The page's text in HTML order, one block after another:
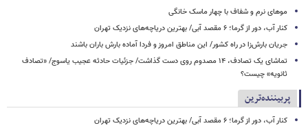
موهای نرم و شفاف با چهار ماسک خانگی
کنار آب، دور از گرما؛ ۶ مقصد آبی/ بهترین دریاچه‌های نزدیک تهران
جریان بارش‌زا در راه کشور/ این مناطق امروز و فردا آماده بارش باران باشند
تماشای یک تصادف، ۱۴ مصدوم روی دست گذاشت/ جزئیات حادثه عجیب یاسوج/ «تصادف
ثانویه» چیست؟
پربیننده‌ترین
کنار آب، دور از گرما؛ ۶ مقصد آبی/ بهترین دریاچه‌های نزدیک تهران